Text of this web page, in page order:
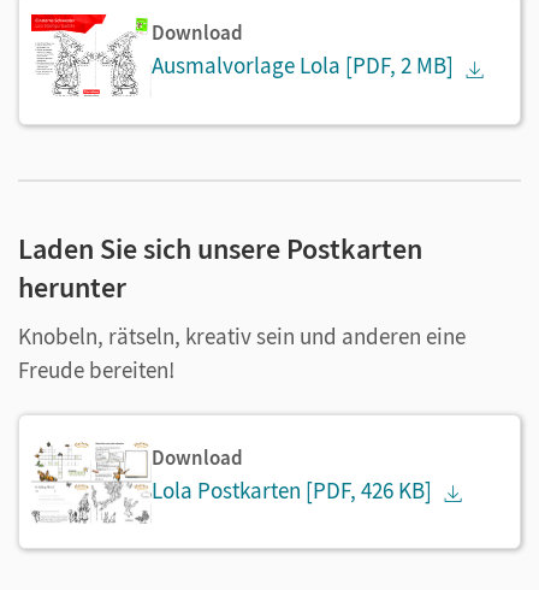
Download
Ausmalvorlage Lola [PDF, 2 MB]
Laden Sie sich unsere Postkarten
herunter
Knobeln, rätseln, kreativ sein und anderen eine
Freude bereiten!
Download
Lola Postkarten [PDF, 426 KB]